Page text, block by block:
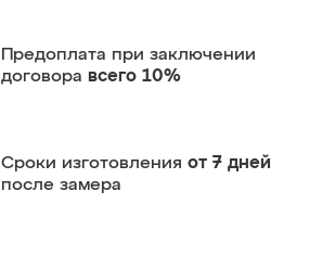
Предоплата при заключении
договора всего 10%
Сроки изготовления от 7 дней
после замера